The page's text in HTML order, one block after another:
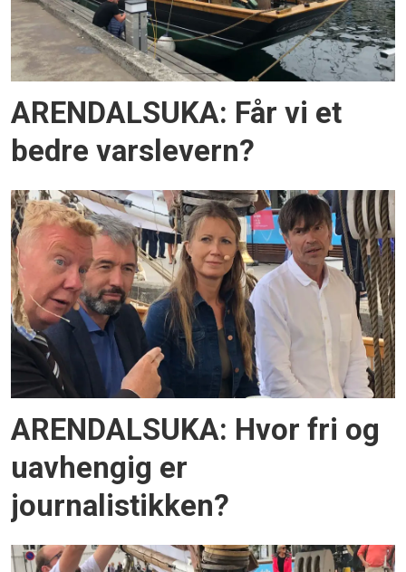
ARENDALSUKA: Får vi et
bedre varslevern?
ARENDALSUKA: Hvor fri og
uavhengig er
journalistikken?